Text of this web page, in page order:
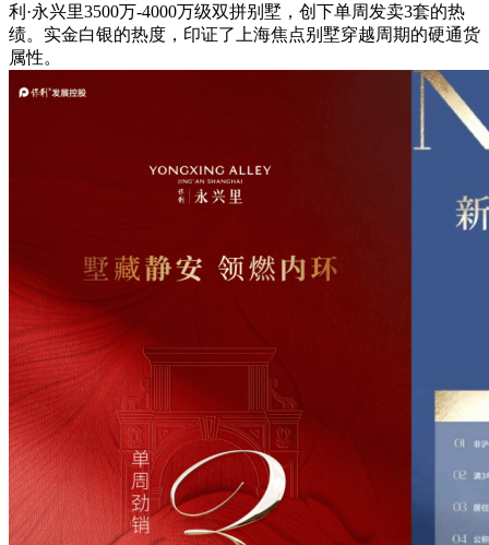
利·永兴里3500万-4000万级双拼别墅，创下单周发卖3套的热
绩。实金白银的热度，印证了上海焦点别墅穿越周期的硬通货
属性。